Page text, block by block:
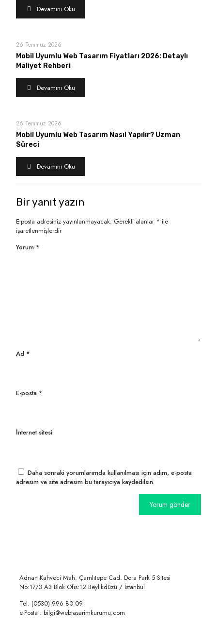
Devamını Oku
26 Temmuz 2026
Mobil Uyumlu Web Tasarım Fiyatları 2026: Detaylı
Maliyet Rehberi
Devamını Oku
26 Temmuz 2026
Mobil Uyumlu Web Tasarım Nasıl Yapılır? Uzman
Süreci
Devamını Oku
Bir yanıt yazın
E-posta adresiniz yayınlanmayacak. Gerekli alanlar * ile
işaretlenmişlerdir
Yorum *
Ad *
E-posta *
İnternet sitesi
Daha sonraki yorumlarımda kullanılması için adım, e-posta
adresim ve site adresim bu tarayıcıya kaydedilsin.
Adnan Kahveci Mah. Çamlıtepe Cad. Dora Park 5 Sitesi
No:17/3 A3 Blok Ofis:12 Beylikdüzü / İstanbul
Tel: (0530) 996 80 09
e-Posta : bilgi@webtasarimkurumu.com